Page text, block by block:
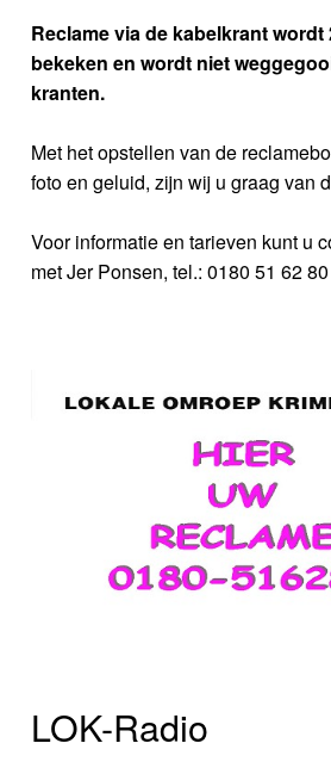
Reclame via de kabelkrant wordt
bekeken en wordt niet
kranten.
Met het opstellen van de
foto en geluid, zijn wij u graag van
Voor informatie en tarieven kunt u
met Jer Ponsen, tel.: 0180 51 62 80
LOK-Radio